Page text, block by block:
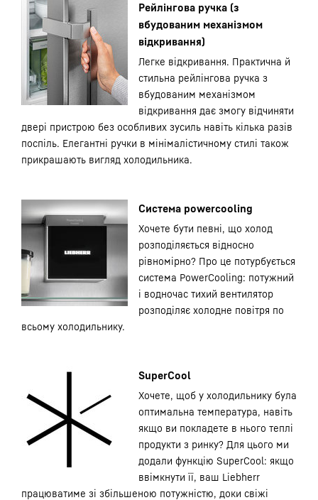
Рейлінгова ручка (з
вбудованим механізмом
відкривання)
Легке відкривання. Практична й
стильна рейлінгова ручка з
вбудованим механізмом
відкривання дає змогу відчиняти
двері пристрою без особливих зусиль навіть кілька разів
поспіль. Елегантні ручки в мінімалістичному стилі також
прикрашають вигляд холодильника.
Система powercooling
Хочете бути певні, що холод
розподіляється відносно
рівномірно? Про це потурбується
система PowerCooling: потужний
і водночас тихий вентилятор
розподіляє холодне повітря по
всьому холодильнику.
SuperCool
Хочете, щоб у холодильнику була
оптимальна температура, навіть
якщо ви покладете в нього теплі
продукти з ринку? Для цього ми
додали функцію SuperCool: якщо
ввімкнути її, ваш Liebherr
працюватиме зі збільшеною потужністю, доки свіжі